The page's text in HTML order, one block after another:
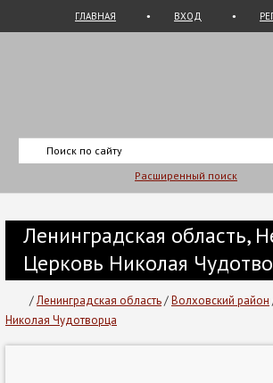
ГЛАВНАЯ ВХОД
Расширенный поиск
Ленинградская область,
Церковь Николая
/Ленинградская область/Волховский район
Николая Чудотворца